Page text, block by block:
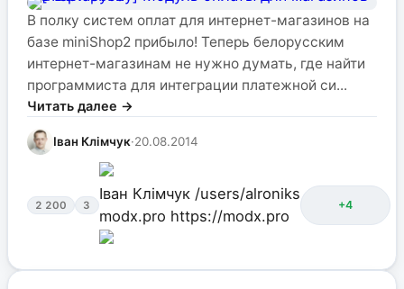
В полку систем оплат для интернет-магазинов на
базе miniShop2 прибыло! Теперь белорусским
интернет-магазинам не нужно думать, где найти
программиста для интеграции платежной си...
Читать далее →
Іван Клімчук·20.08.2014
2 200 3
Іван Клімчук /users/alroniks
modx.pro https://modx.pro
+4